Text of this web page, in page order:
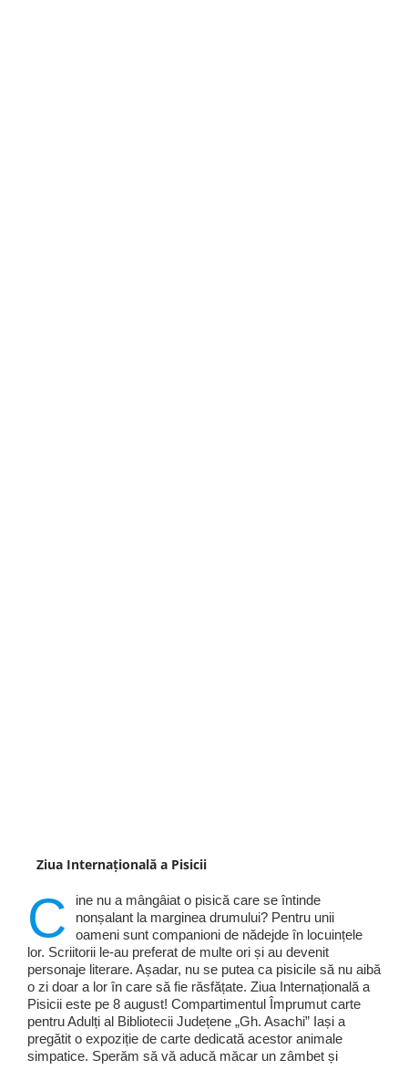
Ziua Internațională a Pisicii
C
ine nu a mângâiat o pisică care se întinde
nonșalant la marginea drumului? Pentru unii
oameni sunt companioni de nădejde în locuințele
lor. Scriitorii le-au preferat de multe ori și au devenit
personaje literare. Așadar, nu se putea ca pisicile să nu aibă
o zi doar a lor în care să fie răsfățate. Ziua Internațională a
Pisicii este pe 8 august! Compartimentul Împrumut carte
pentru Adulți al Bibliotecii Județene „Gh. Asachi” Iași a
pregătit o expoziție de carte dedicată acestor animale
simpatice. Sperăm să vă aducă măcar un zâmbet și